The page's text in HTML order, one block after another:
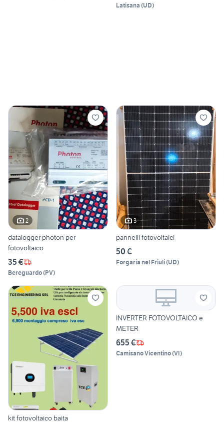
Latisana (UD)
2
datalogger photon per
fotovoltaico
35 €
Bereguardo(PV)
3
pannelli fotovoltaici
50 €
Forgaria nel Friuli(UD)
kit fotovoltaico baita
INVERTER FOTOVOLTAICO e
METER
655 €
Camisano Vicentino(VI)